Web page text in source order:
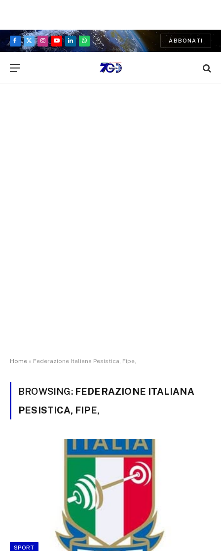
Facebook
X
Instagram
YouTubeLinkedInWhatsApp
ABBONATI
Home » Federazione Italiana Pesistica, Fipe,
BROWSING: FEDERAZIONE ITALIANA
PESISTICA, FIPE,
SPORT